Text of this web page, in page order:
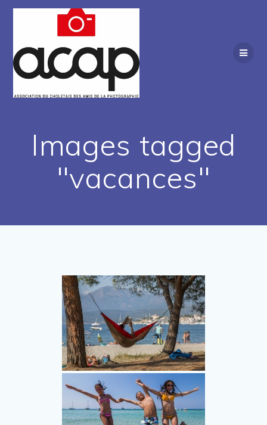
Passer
Images tagged
"vacances"